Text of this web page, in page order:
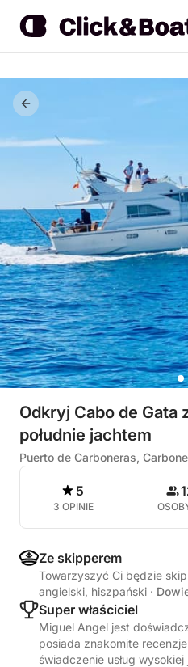
Odkryj Cabo de Gata
południe jachtem
Puerto de Carboneras,
5
3 OPINIE
Ze skipperem
Towarzyszyć Ci będzie
angielski, hiszpański ·
Super właściciel
Miguel Angel jest
posiada znakomite
świadczenie usług wysokiej